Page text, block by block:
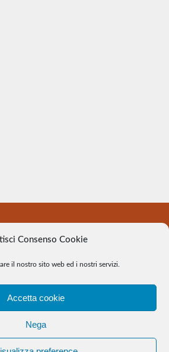
Consenso Cookie
il nostro sito web ed i nostri servizi.
Accetta cookie
Nega
il loro uso costituisce una violazione dei